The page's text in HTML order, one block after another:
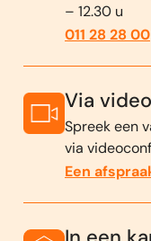
– 12.30 u
011 28 28 00
Via
Spreek een
via
Een